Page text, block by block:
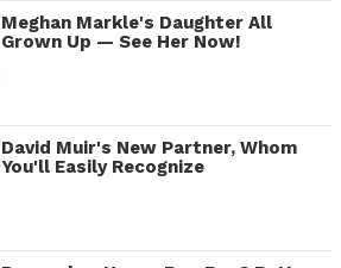
Meghan Markle's Daughter All
Grown Up — See Her Now!
David Muir's New Partner, Whom
You'll Easily Recognize